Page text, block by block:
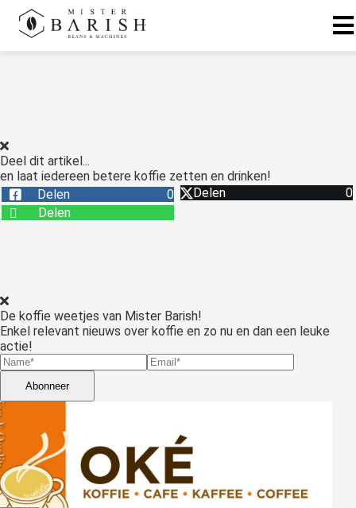
Deel dit artikel...
en laat iedereen betere koffie zetten en drinken!
Delen
0 Delen
0
Delen
De koffie weetjes van Mister Barish!
Enkel relevant nieuws over koffie en zo nu en dan een leuke
actie!
Abonneer
gebruikt
deze
kan de
worden
om